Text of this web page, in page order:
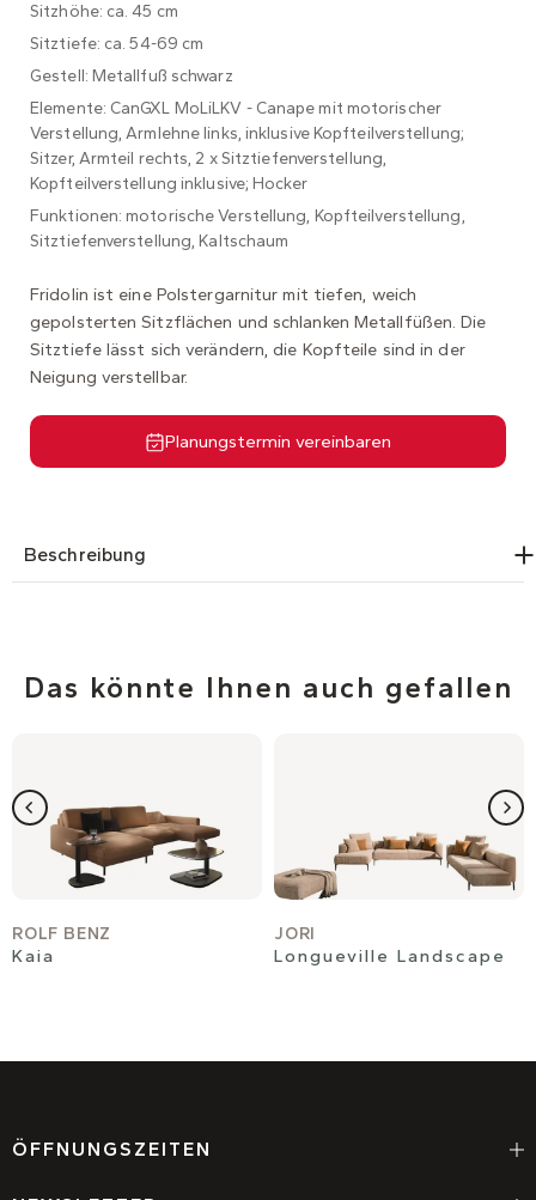
Sitzhöhe: ca. 45 cm
Sitztiefe: ca. 54-69 cm
Gestell: Metallfuß schwarz
Elemente: CanGXL MoLiLKV - Canape mit motorischer
Verstellung, Armlehne links, inklusive Kopfteilverstellung;
Sitzer, Armteil rechts, 2 x Sitztiefenverstellung,
Kopfteilverstellung inklusive; Hocker
Funktionen: motorische Verstellung, Kopfteilverstellung,
Sitztiefenverstellung, Kaltschaum
Fridolin ist eine Polstergarnitur mit tiefen, weich
gepolsterten Sitzflächen und schlanken Metallfüßen. Die
Sitztiefe lässt sich verändern, die Kopfteile sind in der
Neigung verstellbar.
Planungstermin vereinbaren
Beschreibung
Das könnte Ihnen auch gefallen
ROLF BENZ
Kaia
JORI
Longueville Landscape
ÖFFNUNGSZEITEN